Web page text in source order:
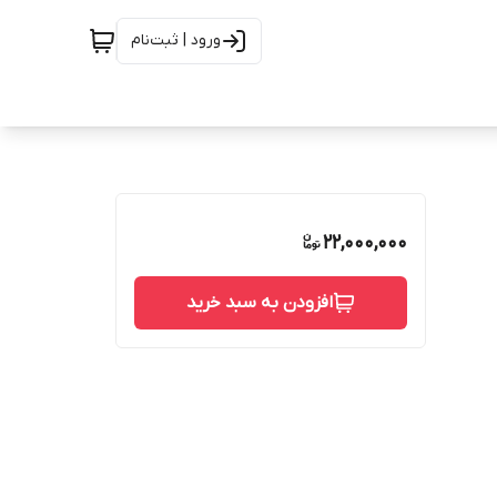
ورود | ثبت‌نام
22,000,000
افزودن به سبد خرید